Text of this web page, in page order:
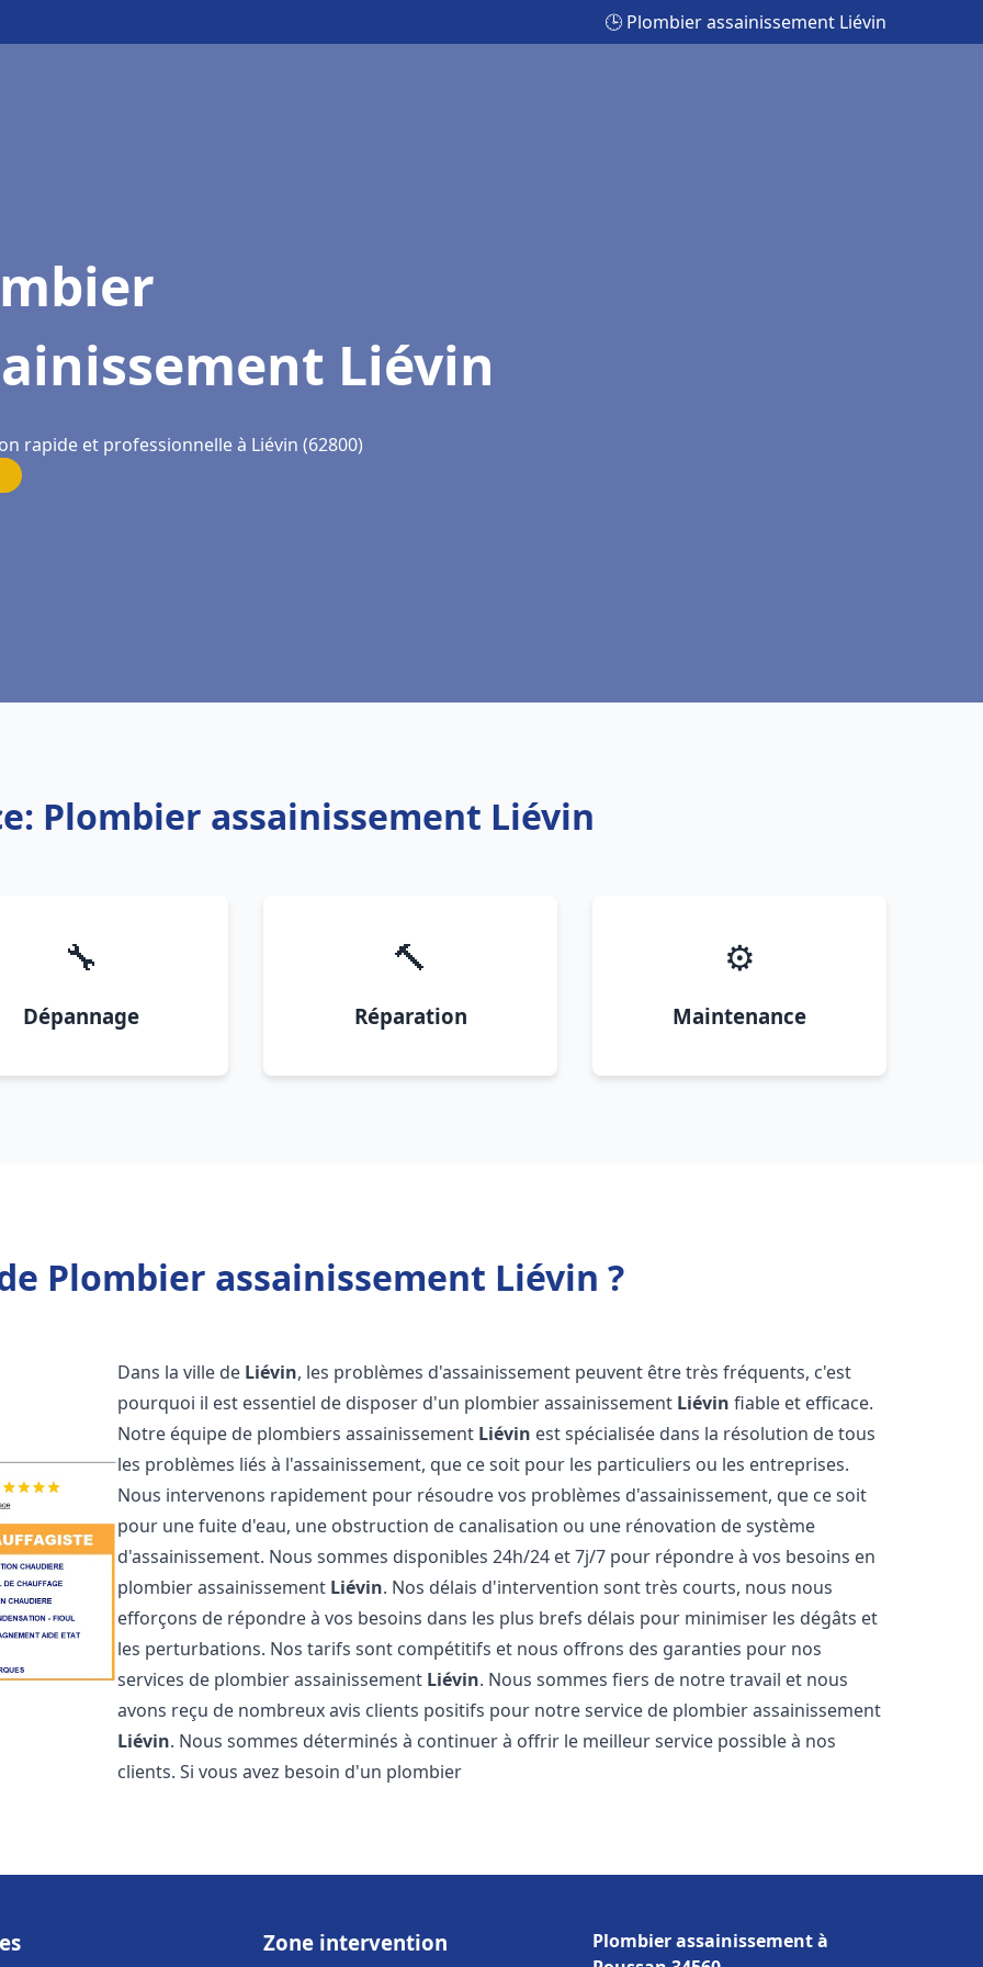
🕒 Plombier assainissement Liévin
Liévin
rapide et professionnelle à Liévin (62800)
Plombier assainissement Liévin
🔧
Dépannage
🔨
Réparation
⚙️
Maintenance
Plombier assainissement Liévin ?
Dans la ville de Liévin, les problèmes d'assainissement peuvent être très fréquents, c'est
pourquoi il est essentiel de disposer d'un plombier assainissement Liévin fiable et efficace.
Notre équipe de plombiers assainissement Liévin est spécialisée dans la résolution de tous
les problèmes liés à l'assainissement, que ce soit pour les particuliers ou les entreprises.
Nous intervenons rapidement pour résoudre vos problèmes d'assainissement, que ce soit
pour une fuite d'eau, une obstruction de canalisation ou une rénovation de système
d'assainissement. Nous sommes disponibles 24h/24 et 7j/7 pour répondre à vos besoins en
plombier assainissement Liévin. Nos délais d'intervention sont très courts, nous nous
efforçons de répondre à vos besoins dans les plus brefs délais pour minimiser les dégâts et
les perturbations. Nos tarifs sont compétitifs et nous offrons des garanties pour nos
services de plombier assainissement Liévin. Nous sommes fiers de notre travail et nous
avons reçu de nombreux avis clients positifs pour notre service de plombier assainissement
Liévin. Nous sommes déterminés à continuer à offrir le meilleur service possible à nos
clients. Si vous avez besoin d'un plombier
Zone intervention
Plombier assainissement à